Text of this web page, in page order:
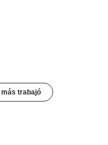
trabajó